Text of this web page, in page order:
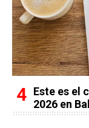
Este es el
2026 en